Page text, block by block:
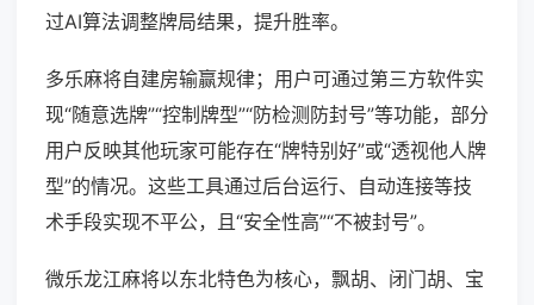
过AI算法调整牌局结果，提升胜率。
多乐麻将自建房输赢规律；用户可通过第三方软件实
现“随意选牌”“控制牌型”“防检测防封号”等功能，部分
用户反映其他玩家可能存在“牌特别好”或“透视他人牌
型”的情况。这些工具通过后台运行、自动连接等技
术手段实现不平公，且“安全性高”“不被封号”。
微乐龙江麻将以东北特色为核心，飘胡、闭门胡、宝